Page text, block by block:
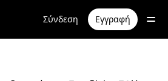
Σύνδεση Εγγραφή